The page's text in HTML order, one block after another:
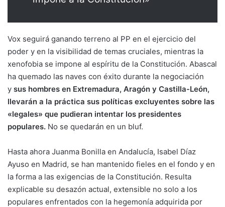
Vox seguirá ganando terreno al PP en el ejercicio del
poder y en la visibilidad de temas cruciales, mientras la
xenofobia se impone al espíritu de la Constitución. Abascal
ha quemado las naves con éxito durante la negociación
y sus hombres en Extremadura, Aragón y Castilla-León,
llevarán a la práctica sus políticas excluyentes sobre las
«legales» que pudieran intentar los presidentes
populares. No se quedarán en un bluf.
Hasta ahora Juanma Bonilla en Andalucía, Isabel Díaz
Ayuso en Madrid, se han mantenido fieles en el fondo y en
la forma a las exigencias de la Constitución. Resulta
explicable su desazón actual, extensible no solo a los
populares enfrentados con la hegemonía adquirida por